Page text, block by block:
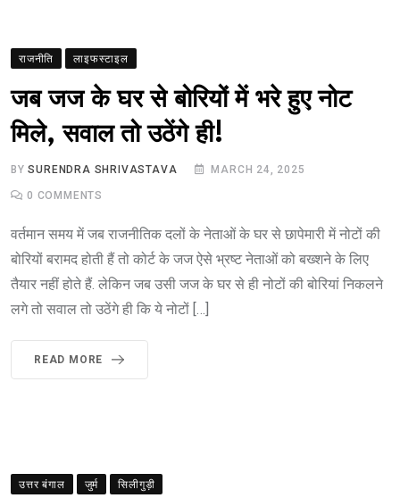
राजनीति लाइफस्टाइल
जब जज के घर से बोरियों में भरे हुए नोट
मिले, सवाल तो उठेंगे ही!
BYSURENDRA SHRIVASTAVA MARCH 24, 2025
0 COMMENTS
वर्तमान समय में जब राजनीतिक दलों के नेताओं के घर से छापेमारी में नोटों की
बोरियों बरामद होती हैं तो कोर्ट के जज ऐसे भ्रष्ट नेताओं को बख्शने के लिए
तैयार नहीं होते हैं. लेकिन जब उसी जज के घर से ही नोटों की बोरियां निकलने
लगे तो सवाल तो उठेंगे ही कि ये नोटों […]
READ MORE
उत्तर बंगाल जुर्म सिलीगुड़ी